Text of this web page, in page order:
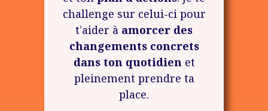
challenge sur celui-ci pour
t’aider à amorcer des
changements concrets
dans ton quotidien et
pleinement prendre ta
place.